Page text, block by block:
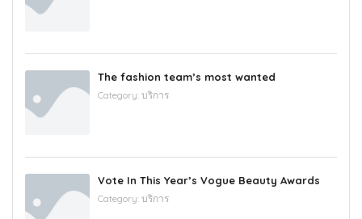
The fashion team’s most wanted
Category: บริการ
Vote In This Year’s Vogue Beauty Awards
Category: บริการ